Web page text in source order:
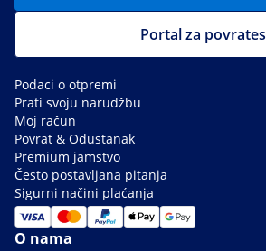
Portal za povrates
Podaci o otpremi
Prati svoju narudžbu
Moj račun
Povrat & Odustanak
Premium jamstvo
Često postavljana pitanja
Sigurni načini plaćanja
O nama